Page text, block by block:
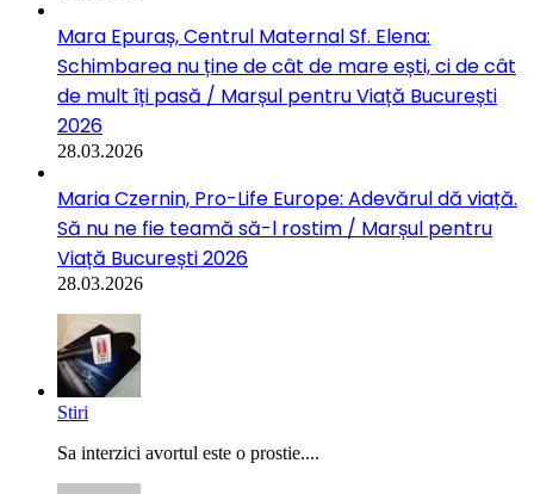
Mara Epuraș, Centrul Maternal Sf. Elena:
Schimbarea nu ține de cât de mare ești, ci de cât
de mult îți pasă / Marșul pentru Viață București
2026
28.03.2026
Maria Czernin, Pro-Life Europe: Adevărul dă viață.
Să nu ne fie teamă să-l rostim / Marșul pentru
Viață București 2026
28.03.2026
Stiri
Sa interzici avortul este o prostie....